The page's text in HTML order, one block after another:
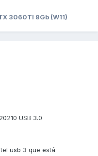
3060TI 8Gb (W11)
USB 3.0
usb 3 que está